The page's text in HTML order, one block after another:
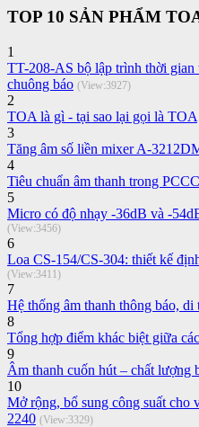
TOP 10 SẢN PHẨM
1
TT-208-AS bộ lập trình thời gian
chuông báo (View:3927)
2
TOA là gì - tại sao lại gọi là TOA
3
Tăng âm số liền mixer A-
4
Tiêu chuẩn âm thanh trong
5
Micro có độ nhạy -36dB và -
(View:3456)
6
Loa CS-154/CS-304: thiết kế
(View:3411)
7
Hệ thống âm thanh thông báo,
8
Tổng hợp điểm khác biệt giữa
9
Âm thanh cuốn hút – chất lượng
10
Mở rộng, bổ sung công suất
2240 (View:3329)